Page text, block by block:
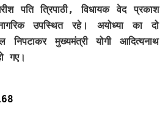
पति त्रिपाठी, विधायक वेद प्रकाश
उपस्थित रहे। अयोध्या का दो
निपटाकर मुख्यमंत्री योगी आदित्यनाथ
गए।